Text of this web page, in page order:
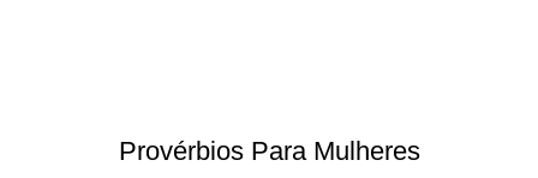
Provérbios Para Mulheres